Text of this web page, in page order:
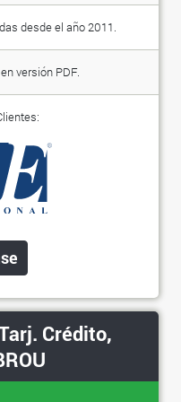
desde el año 2011.
versión PDF.
Crédito,